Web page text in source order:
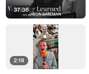
37:36
2:18